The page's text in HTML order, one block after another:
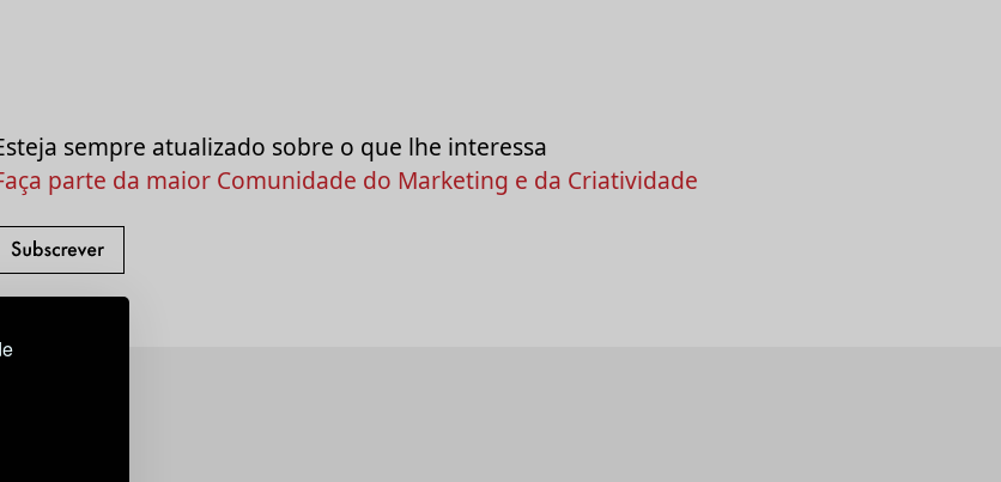
sempre atualizado sobre o que lhe interessa
parte da maior Comunidade do Marketing e da Criatividade